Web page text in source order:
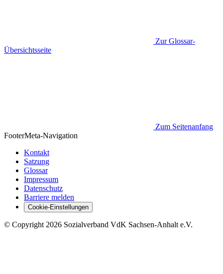
Zur Glossar-
Übersichtsseite
Zum Seitenanfang
FooterMeta-Navigation
Kontakt
Satzung
Glossar
Impressum
Datenschutz
Barriere melden
Cookie-Einstellungen
© Copyright 2026 Sozialverband VdK Sachsen-Anhalt e.V.